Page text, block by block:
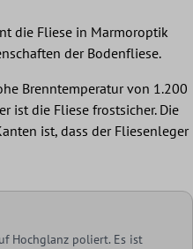
die Fliese in Marmoroptik
der Bodenfliese.
Brenntemperatur von 1.200
ist die Fliese frostsicher. Die
ist, dass der Fliesenleger
Hochglanz poliert. Es ist